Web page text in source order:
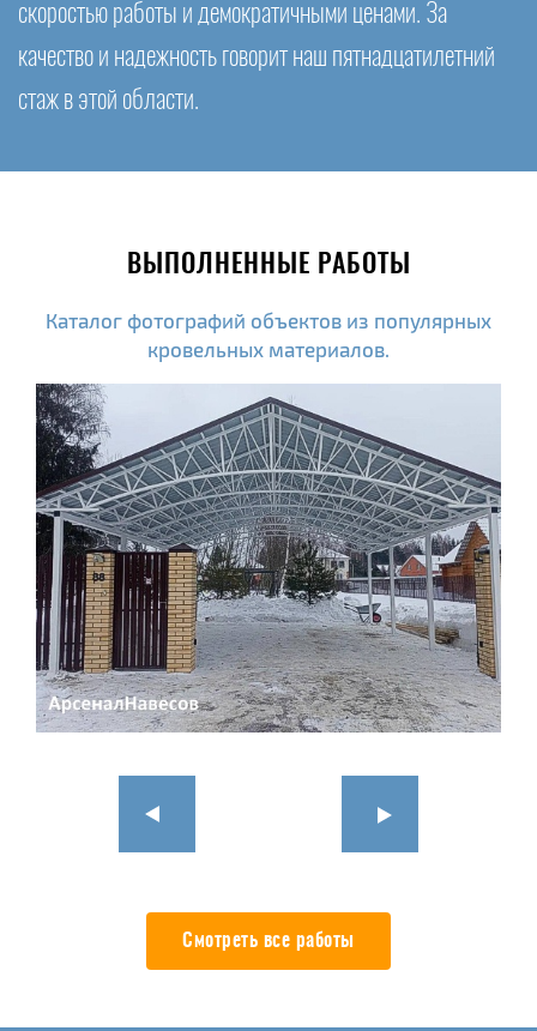
скоростью работы и демократичными ценами. За
качество и надежность говорит наш пятнадцатилетний
стаж в этой области.
ВЫПОЛНЕННЫЕ РАБОТЫ
Каталог фотографий объектов из популярных
кровельных материалов.
Смотреть все работы